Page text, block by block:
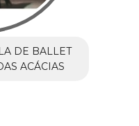
DE BALLET
ACÁCIAS